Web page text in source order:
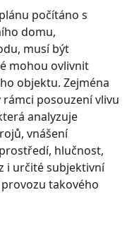
počítáno s
domu,
musí být
mohou ovlivnit
objektu. Zejména
posouzení vlivu
analyzuje
vnášení
hlučnost,
i určité subjektivní
takového